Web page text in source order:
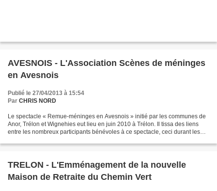
AVESNOIS - L'Association Scènes de méninges
en Avesnois
Publié le 27/04/2013 à 15:54
Par CHRIS NORD
Le spectacle « Remue-méninges en Avesnois » initié par les communes de
Anor, Trélon et Wignehies eut lieu en juin 2010 à Trélon. Il tissa des liens
entre les nombreux participants bénévoles à ce spectacle, ceci durant les
TRELON - L'Emménagement de la nouvelle
Maison de Retraite du Chemin Vert